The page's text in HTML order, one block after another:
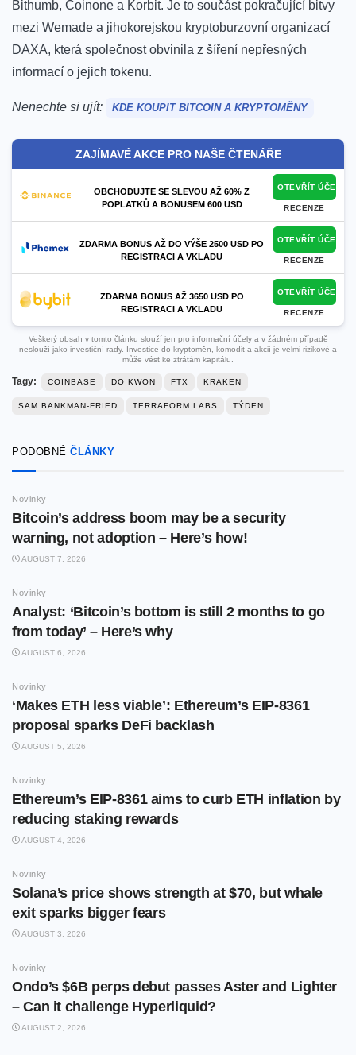
Bithumb, Coinone a Korbit. Je to součást pokračující bitvy
mezi Wemade a jihokorejskou kryptoburzovní organizací
DAXA, která společnost obvinila z šíření nepřesných
informací o jejich tokenu.
Nenechte si ujít: KDE KOUPIT BITCOIN A KRYPTOMĚNY
ZAJÍMAVÉ AKCE PRO NAŠE ČTENÁŘE
OBCHODUJTE SE SLEVOU AŽ 60% Z
POPLATKŮ A BONUSEM 600 USD
OTEVŘÍT ÚČET
RECENZE
ZDARMA BONUS AŽ DO VÝŠE 2500 USD PO
REGISTRACI A VKLADU
OTEVŘÍT ÚČET
RECENZE
ZDARMA BONUS AŽ 3650 USD PO
REGISTRACI A VKLADU
OTEVŘÍT ÚČET
RECENZE
Veškerý obsah v tomto článku slouží jen pro informační účely a v žádném případě
neslouží jako investiční rady. Investice do kryptoměn, komodit a akcií je velmi rizikové a
může vést ke ztrátám kapitálu.
Tagy: COINBASE DO KWON FTX KRAKEN
SAM BANKMAN-FRIED TERRAFORM LABS TÝDEN
PODOBNÉ ČLÁNKY
Novinky
Bitcoin’s address boom may be a security
warning, not adoption – Here’s how!
AUGUST 7, 2026
Novinky
Analyst: ‘Bitcoin’s bottom is still 2 months to go
from today’ – Here’s why
AUGUST 6, 2026
Novinky
‘Makes ETH less viable’: Ethereum’s EIP-8361
proposal sparks DeFi backlash
AUGUST 5, 2026
Novinky
Ethereum’s EIP-8361 aims to curb ETH inflation by
reducing staking rewards
AUGUST 4, 2026
Novinky
Solana’s price shows strength at $70, but whale
exit sparks bigger fears
AUGUST 3, 2026
Novinky
Ondo’s $6B perps debut passes Aster and Lighter
– Can it challenge Hyperliquid?
AUGUST 2, 2026